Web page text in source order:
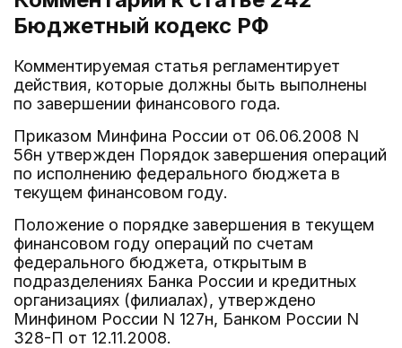
Бюджетный кодекс РФ
Комментируемая статья регламентирует
действия, которые должны быть выполнены
по завершении финансового года.
Приказом Минфина России от 06.06.2008 N
56н утвержден Порядок завершения операций
по исполнению федерального бюджета в
текущем финансовом году.
Положение о порядке завершения в текущем
финансовом году операций по счетам
федерального бюджета, открытым в
подразделениях Банка России и кредитных
организациях (филиалах), утверждено
Минфином России N 127н, Банком России N
328-П от 12.11.2008.